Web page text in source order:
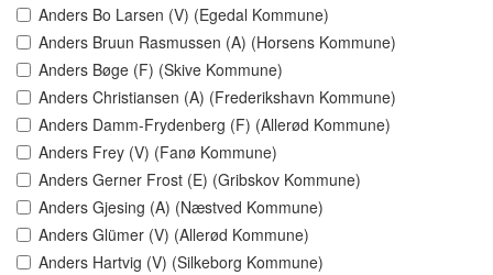
Anders Bo Larsen (V) (Egedal Kommune)
Anders Bruun Rasmussen (A) (Horsens Kommune)
Anders Bøge (F) (Skive Kommune)
Anders Christiansen (A) (Frederikshavn Kommune)
Anders Damm-Frydenberg (F) (Allerød Kommune)
Anders Frey (V) (Fanø Kommune)
Anders Gerner Frost (E) (Gribskov Kommune)
Anders Gjesing (A) (Næstved Kommune)
Anders Glümer (V) (Allerød Kommune)
Anders Hartvig (V) (Silkeborg Kommune)